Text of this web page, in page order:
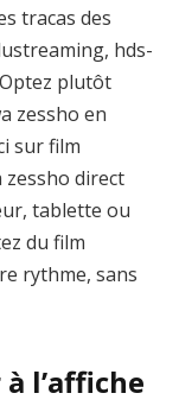
tracas des
hds-
plutôt
zessho en
sur film
zessho direct
tablette ou
du film
rythme, sans
l’affiche